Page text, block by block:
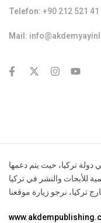
Telefon: +90 212 521 41
Mail:
تركيا، حيث يتم دعمها
تركيا، نرجو زيارة موقعنا